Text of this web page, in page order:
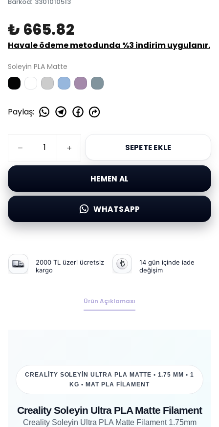
₺ 665.82
Havale ödeme metodunda %3 indirim uygulanır.
Soleyin PLA Matte
Paylaş:
SEPETE EKLE
HEMEN AL
WHATSAPP
2000 TL üzeri ücretsiz
kargo
14 gün içinde iade
değişim
Ürün Açıklaması
CREALITY SOLEYIN ULTRA PLA MATTE • 1.75 MM • 1
KG • MAT PLA FILAMENT
Creality Soleyin Ultra PLA Matte Filament
Creality Soleyin Ultra PLA Matte Filament 1.75mm